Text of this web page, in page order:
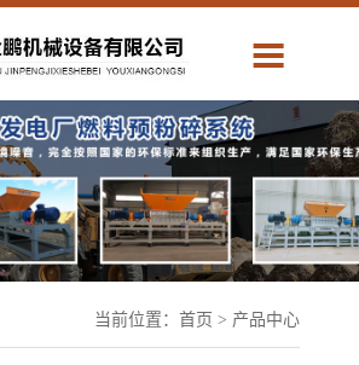
当前位置： 首页 > 产品中心